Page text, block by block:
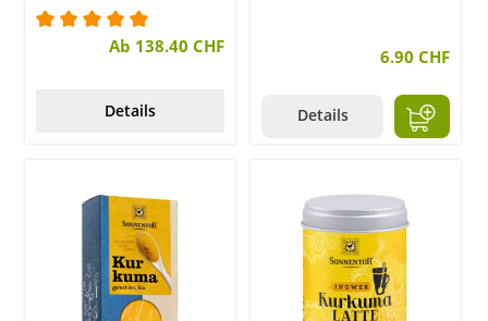
Durchschnittliche Bewertung von 5 von 5 Sternen
Ab 138.40 CHF
Details
6.90 CHF
Details